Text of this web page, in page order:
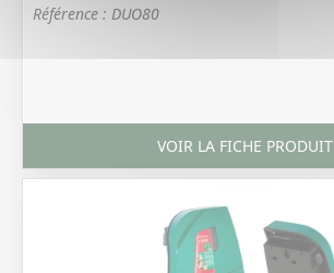
Référence : DUO80
VOIR LA FICHE PRODUIT